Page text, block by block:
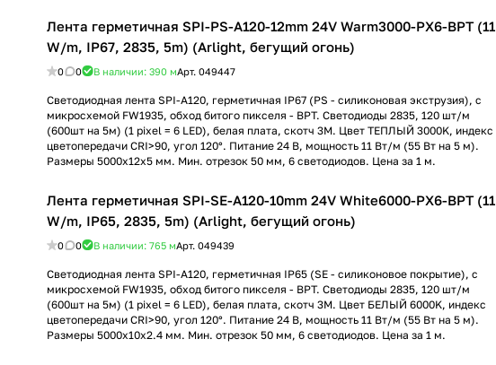
Лента герметичная SPI-PS-A120-12mm 24V Warm3000-PX6-BPT (11
W/m, IP67, 2835, 5m) (Arlight, бегущий огонь)
0 0 В наличии: 390 мАрт. 049447
Светодиодная лента SPI-A120, герметичная IP67 (PS - силиконовая экструзия), с
микросхемой FW1935, обход битого пикселя - BPT. Светодиоды 2835, 120 шт/м
(600шт на 5м) (1 pixel = 6 LED), белая плата, скотч 3М. Цвет ТЕПЛЫЙ 3000K, индекс
цветопередачи CRI>90, угол 120°. Питание 24 В, мощность 11 Вт/м (55 Вт на 5 м).
Размеры 5000x12x5 мм. Мин. отрезок 50 мм, 6 светодиодов. Цена за 1 м.
Лента герметичная SPI-SE-A120-10mm 24V White6000-PX6-BPT (11
W/m, IP65, 2835, 5m) (Arlight, бегущий огонь)
0 0 В наличии: 765 мАрт. 049439
Светодиодная лента SPI-A120, герметичная IP65 (SE - силиконовое покрытие), с
микросхемой FW1935, обход битого пикселя - BPT. Светодиоды 2835, 120 шт/м
(600шт на 5м) (1 pixel = 6 LED), белая плата, скотч 3М. Цвет БЕЛЫЙ 6000K, индекс
цветопередачи CRI>90, угол 120°. Питание 24 В, мощность 11 Вт/м (55 Вт на 5 м).
Размеры 5000x10x2.4 мм. Мин. отрезок 50 мм, 6 светодиодов. Цена за 1 м.